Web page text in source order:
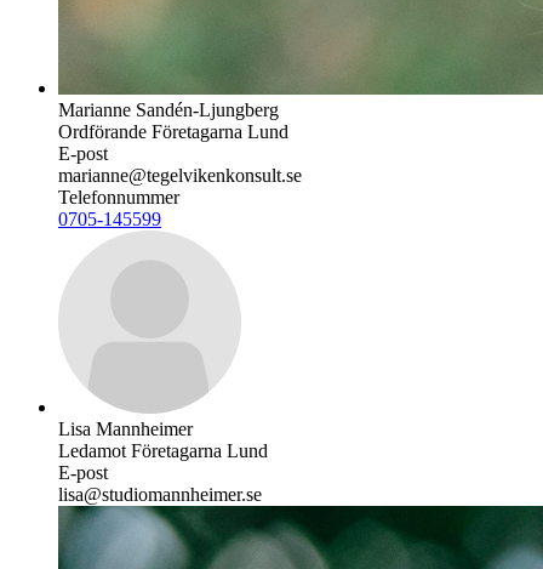
Marianne Sandén-Ljungberg
Ordförande Företagarna Lund
E-post
marianne@tegelvikenkonsult.se
Telefonnummer
0705-145599
Lisa Mannheimer
Ledamot Företagarna Lund
E-post
lisa@studiomannheimer.se